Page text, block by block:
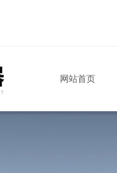
网站首页